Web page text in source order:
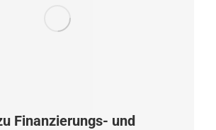
Finanzierungs- und